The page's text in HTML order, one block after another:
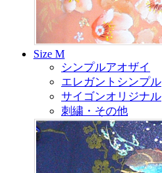
Size M
シンプルアオザイ
エレガントシンプル
サイゴンオリジナル
刺繍・その他